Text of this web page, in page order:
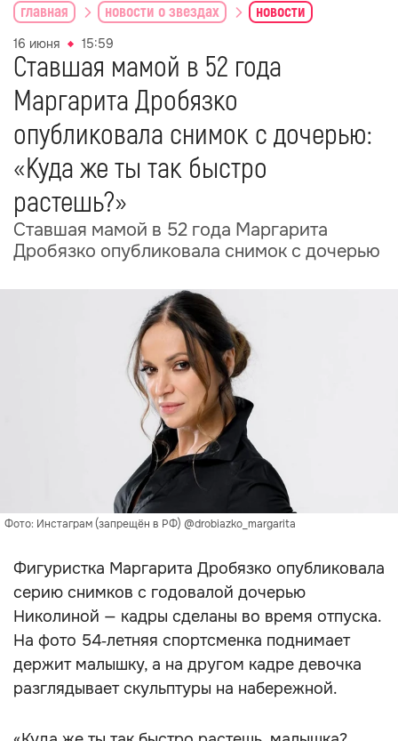
главная новости о звездах новости
16 июня 15:59
Ставшая мамой в 52 года
Маргарита Дробязко
опубликовала снимок с дочерью:
«Куда же ты так быстро
растешь?»
Ставшая мамой в 52 года Маргарита
Дробязко опубликовала снимок с дочерью
Фото: Инстаграм (запрещён в РФ) @drobiazko_margarita
Фигуристка Маргарита Дробязко опубликовала
серию снимков с годовалой дочерью
Николиной — кадры сделаны во время отпуска.
На фото 54‑летняя спортсменка поднимает
держит малышку, а на другом кадре девочка
разглядывает скульптуры на набережной.